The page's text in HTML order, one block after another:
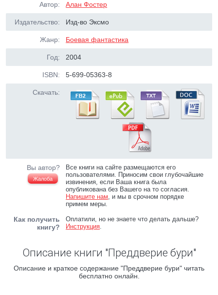
Автор: Алан Фостер
Издательство: Изд-во Эксмо
Жанр: Боевая фантастика
Год: 2004
ISBN: 5-699-05363-8
Скачать:
Вы автор?
Жалоба
Все книги на сайте размещаются его
пользователями. Приносим свои глубочайшие
извинения, если Ваша книга была
опубликована без Вашего на то согласия.
Напишите нам, и мы в срочном порядке
примем меры.
Как получить
книгу?
Оплатили, но не знаете что делать дальше?
Инструкция.
Описание книги "Преддверие бури"
Описание и краткое содержание "Преддверие бури" читать
бесплатно онлайн.